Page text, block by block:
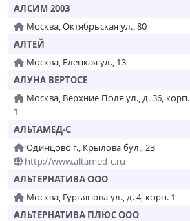
АЛСИМ 2003
Москва, Октябрьская ул., 80
АЛТЕЙ
Москва, Елецкая ул., 13
АЛУНА ВЕРТОСЕ
Москва, Верхние Поля ул., д. 36, корп.
1
АЛЬТАМЕД-С
Одинцово г., Крылова бул., 23
http://www.altamed-c.ru
АЛЬТЕРНАТИВА ООО
Москва, Гурьянова ул., д. 4, корп. 1
АЛЬТЕРНАТИВА ПЛЮС ООО